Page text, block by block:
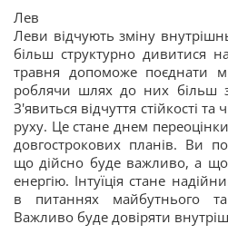
Лев
Леви відчують зміну
більш структурно дивитися
травня допоможе поєднати
роблячи шлях до них більш
З'явиться відчуття стійкості
руху. Це стане днем переоцінки
довгострокових планів. Ви
що дійсно буде важливо, а що
енергію. Інтуїція стане
в питаннях майбутнього
Важливо буде довіряти